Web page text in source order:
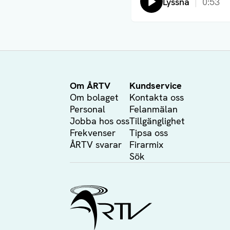
Om ÅRTV
Om bolaget
Personal
Jobba hos oss
Frekvenser
ÅRTV svarar
Kundservice
Kontakta oss
Felanmälan
Tillgänglighet
Tipsa oss
Firarmix
Sök
Ålands Radio & TV